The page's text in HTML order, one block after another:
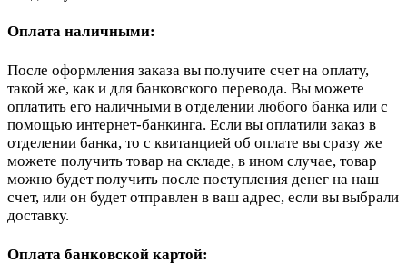
Оплата наличными:
После оформления заказа вы получите счет на оплату,
такой же, как и для банковского перевода. Вы можете
оплатить его наличными в отделении любого банка или с
помощью интернет-банкинга. Если вы оплатили заказ в
отделении банка, то с квитанцией об оплате вы сразу же
можете получить товар на складе, в ином случае, товар
можно будет получить после поступления денег на наш
счет, или он будет отправлен в ваш адрес, если вы выбрали
доставку.
Оплата банковской картой: